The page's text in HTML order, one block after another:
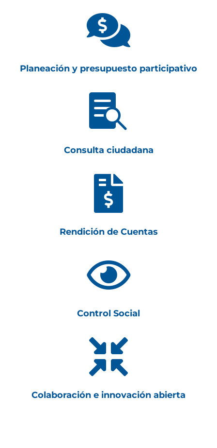

Planeación y presupuesto participativo

Consulta ciudadana

Rendición de Cuentas

Control Social

Colaboración e innovación abierta